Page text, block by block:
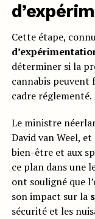
Cette étape,
déterminer si la
cannabis
cadre réglementé.
Le ministre
David van Weel,
bien-être et aux
ce plan dans une
ont souligné que
son impact sur la
sécurité et les